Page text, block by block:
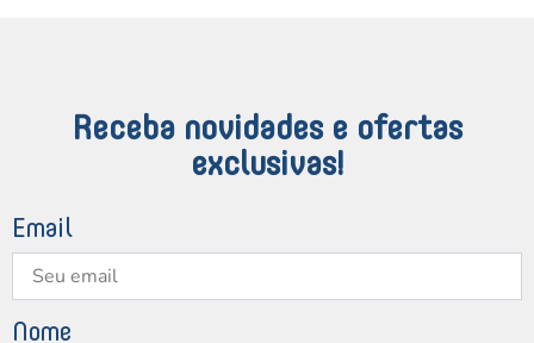
Receba novidades e ofertas
exclusivas!
Email
Nome